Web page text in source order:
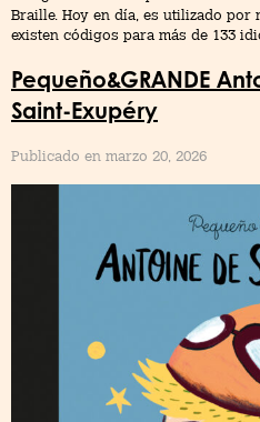
Braille. Hoy en día, es utilizado por
existen códigos para más de 133
Pequeño&GRANDE
Saint-Exupéry
Publicado en marzo 20, 2026